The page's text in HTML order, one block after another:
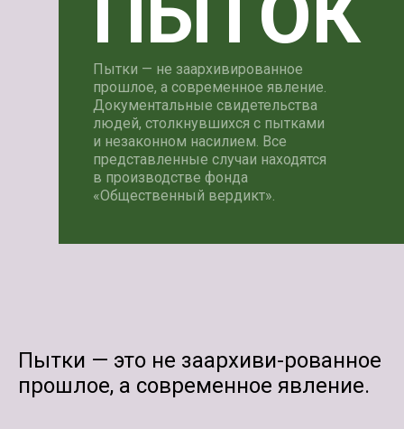
Пытки — не заархивированное
прошлое, а современное явление.
Документальные свидетельства
людей, столкнувшихся с пытками
и незаконном насилием. Все
представленные случаи находятся
в производстве фонда
«Общественный вердикт».
Пытки — это не заархиви-рованное
прошлое, а современное явление.